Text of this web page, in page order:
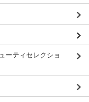
ーティセレクショ